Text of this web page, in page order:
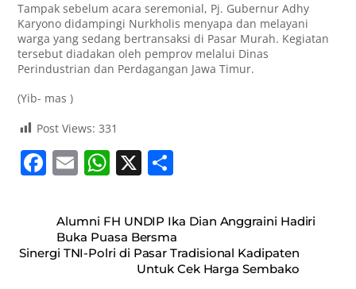
Tampak sebelum acara seremonial, Pj. Gubernur Adhy
Karyono didampingi Nurkholis menyapa dan melayani
warga yang sedang bertransaksi di Pasar Murah. Kegiatan
tersebut diadakan oleh pemprov melalui Dinas
Perindustrian dan Perdagangan Jawa Timur.
(Yib- mas )
Post Views: 331
F
c
e
b
E
ai
l
W
at
s
A
X
ar
e
Alumni FH UNDIP Ika Dian Anggraini Hadiri
Buka Puasa Bersma
Sinergi TNI-Polri di Pasar Tradisional Kadipaten
Untuk Cek Harga Sembako